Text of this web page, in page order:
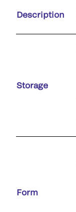
Description
Storage
Form